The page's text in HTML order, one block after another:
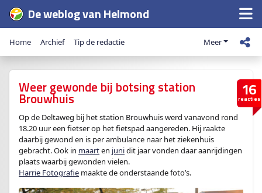
De weblog van Helmond
Home Archief Tip de redactie Meer
16
reacties
Weer gewonde bij botsing station
Brouwhuis
Op de Deltaweg bij het station Brouwhuis werd vanavond rond
18.20 uur een fietser op het fietspad aangereden. Hij raakte
daarbij gewond en is per ambulance naar het ziekenhuis
gebracht. Ook in maarten junidit jaar vonden daar aanrijdingen
plaats waarbij gewonden vielen.
Harrie Fotografie maakte de onderstaande foto’s.